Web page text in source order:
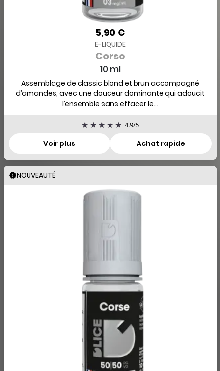
5,90 €
E-LIQUIDE
Corse
10 ml
Assemblage de classic blond et brun accompagné
d’amandes, avec une douceur dominante qui adoucit
l’ensemble sans effacer le...
4.9/5
Voir plus Achat rapide
NOUVEAUTÉ